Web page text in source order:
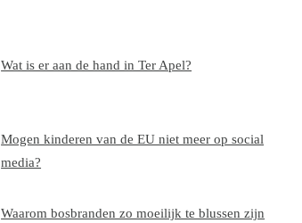
Wat is er aan de hand in Ter Apel?
Mogen kinderen van de EU niet meer op social
media?
Waarom bosbranden zo moeilijk te blussen zijn